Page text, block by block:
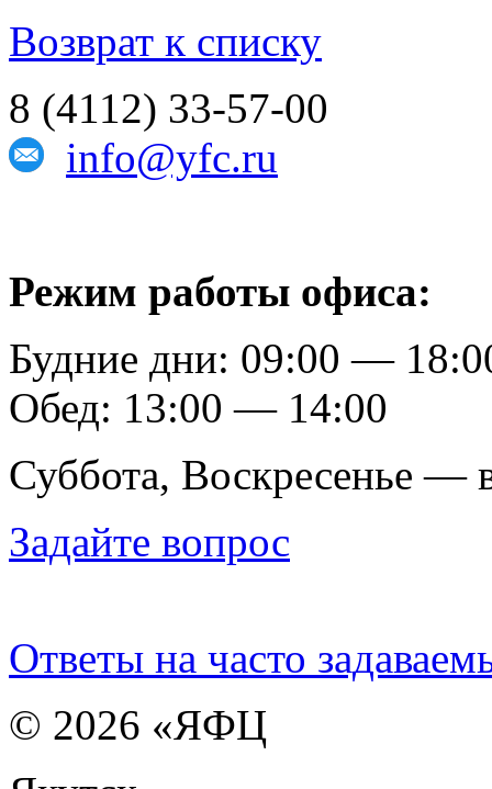
Возврат к списку
8 (4112) 33-57-00
info@yfc.ru
Режим работы офиса:
Будние дни: 09:00 —
Обед: 13:00 — 14:00
Суббота, Воскресенье —
Задайте вопрос
Ответы на часто
© 2026 «ЯФЦ